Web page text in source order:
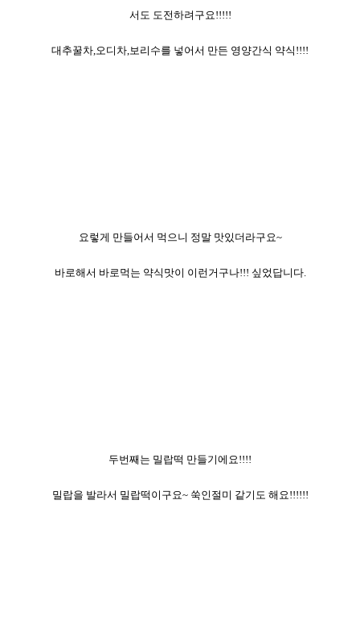
서도 도전하려구요!!!!!
대추꿀차,오디차,보리수를 넣어서 만든 영양간식 약식!!!!
요렇게 만들어서 먹으니 정말 맛있더라구요~
바로해서 바로먹는 약식맛이 이런거구나!!! 싶었답니다.
두번째는 밀랍떡 만들기에요!!!!
밀랍을 발라서 밀랍떡이구요~ 쑥인절미 같기도 해요!!!!!!